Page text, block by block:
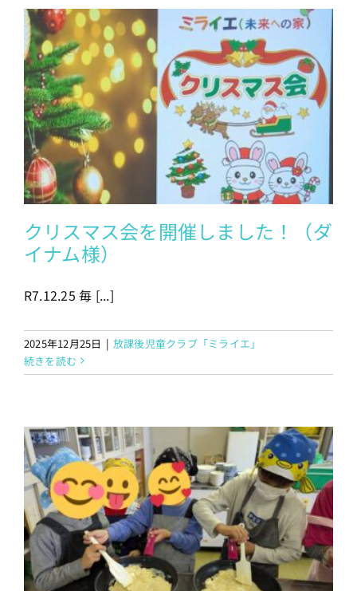
クリスマス会を開催しました！（ダ
イナム様）
R7.12.25 毎 [...]
2025年12月25日 | 放課後児童クラブ「ミライエ」
続きを読む